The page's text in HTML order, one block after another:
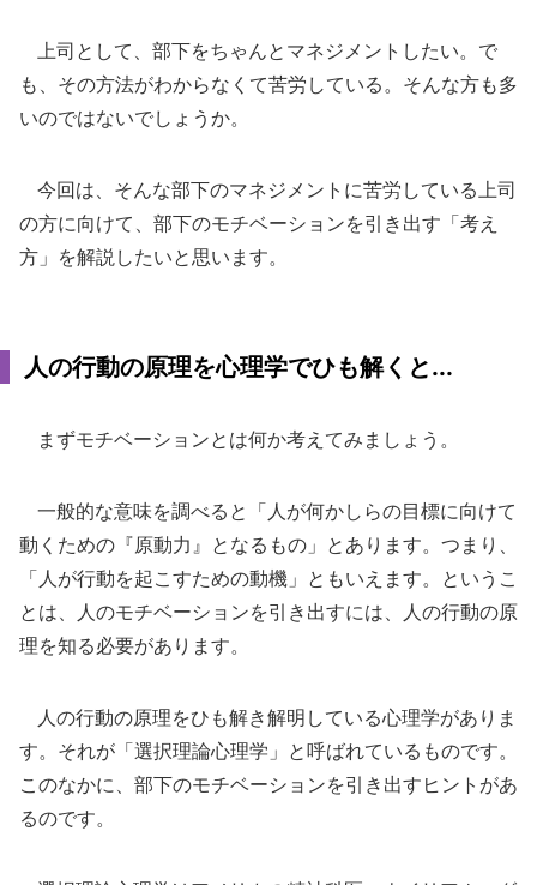
上司として、部下をちゃんとマネジメントしたい。で
も、その方法がわからなくて苦労している。そんな方も多
いのではないでしょうか。
今回は、そんな部下のマネジメントに苦労している上司
の方に向けて、部下のモチベーションを引き出す「考え
方」を解説したいと思います。
人の行動の原理を心理学でひも解くと...
まずモチベーションとは何か考えてみましょう。
一般的な意味を調べると「人が何かしらの目標に向けて
動くための『原動力』となるもの」とあります。つまり、
「人が行動を起こすための動機」ともいえます。というこ
とは、人のモチベーションを引き出すには、人の行動の原
理を知る必要があります。
人の行動の原理をひも解き解明している心理学がありま
す。それが「選択理論心理学」と呼ばれているものです。
このなかに、部下のモチベーションを引き出すヒントがあ
るのです。